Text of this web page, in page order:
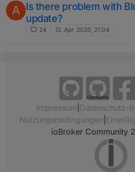
A Is there problem with
update?
24 12. Apr. 2020, 21:04
Community
Impressum Datenschutz-
Nutzungsbedingungen
ioBroker Community